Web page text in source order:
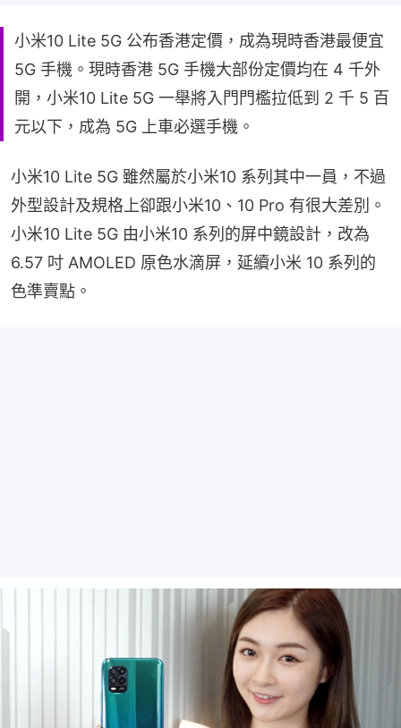
小米10 Lite 5G 公布香港定價，成為現時香港最便宜
5G 手機。現時香港 5G 手機大部份定價均在 4 千外
開，小米10 Lite 5G 一舉將入門門檻拉低到 2 千 5 百
元以下，成為 5G 上車必選手機。
小米10 Lite 5G 雖然屬於小米10 系列其中一員，不過
外型設計及規格上卻跟小米10、10 Pro 有很大差別。
小米10 Lite 5G 由小米10 系列的屏中鏡設計，改為
6.57 吋 AMOLED 原色水滴屏，延續小米 10 系列的
色準賣點。